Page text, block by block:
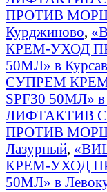
ПРОТИВ
Курджиново,
КРЕМ-УХОД
50МЛ» в
СУПРЕМ
SPF30 50МЛ» в
ЛИФТАКТИВ
ПРОТИВ
Лазурный,
КРЕМ-УХОД
50МЛ» в